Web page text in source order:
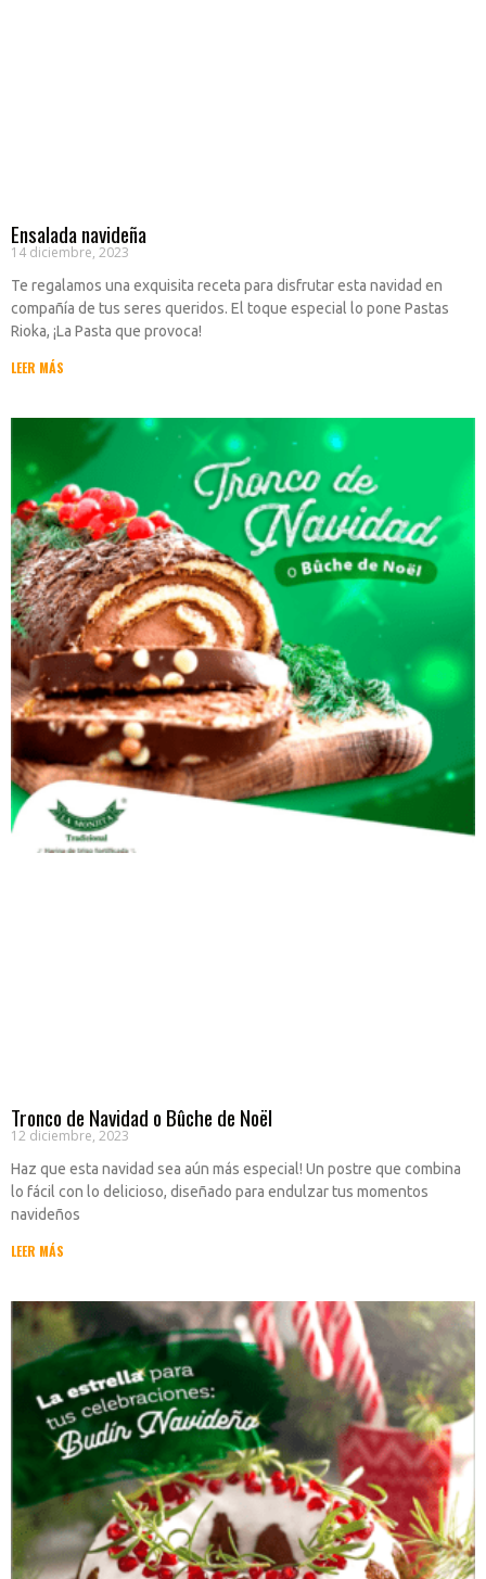
Ensalada navideña
14 diciembre, 2023
Te regalamos una exquisita receta para disfrutar esta navidad en
compañía de tus seres queridos. El toque especial lo pone Pastas
Rioka, ¡La Pasta que provoca!
LEER MÁS
Tronco de Navidad o Bûche de Noël
12 diciembre, 2023
Haz que esta navidad sea aún más especial! Un postre que combina
lo fácil con lo delicioso, diseñado para endulzar tus momentos
navideños
LEER MÁS